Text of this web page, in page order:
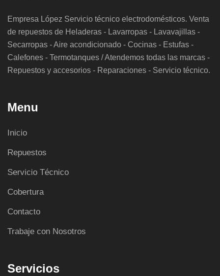
Empresa López Servicio técnico electrodomésticos. Venta
de repuestos de Heladeras - Lavarropas - Lavavajillas -
Secarropas - Aire acondicionado - Cocinas - Estufas -
Calefones - Termotanques / Atendemos todas las marcas -
Repuestos y accesorios - Reparaciones - Servicio técnico.
Menu
Inicio
Repuestos
Servicio Técnico
Cobertura
Contacto
Trabaje con Nosotros
Servicios